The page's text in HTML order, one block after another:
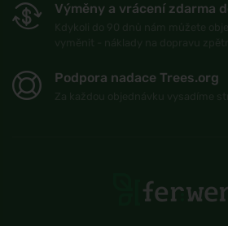
Výměny a vrácení zdarma
Podpora nadace Trees.org